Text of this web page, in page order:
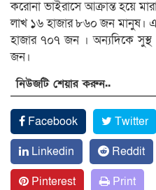
করোনা ভাইরাসে আক্রান্ত হয়ে
লাখ ১৬ হাজার ৮৬০ জন মানুষ।
হাজার ৭০৭ জন । অন্যদিকে
জন।
নিউজটি শেয়ার করুন..
Facebook Twitter
Linkedin
Reddit
Pinterest
Print